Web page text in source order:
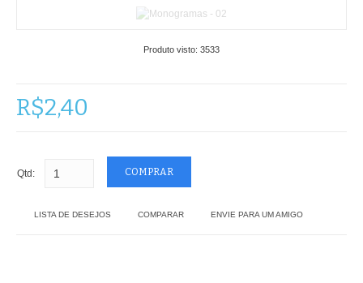
CONTATO
Produto visto: 3533
R$2,40
Qtd:
LISTA DE DESEJOS COMPARAR ENVIE PARA UM AMIGO